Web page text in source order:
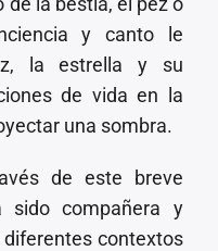
y canto le
la estrella y su
de vida en la
una sombra.
de este breve
compañera y
contextos